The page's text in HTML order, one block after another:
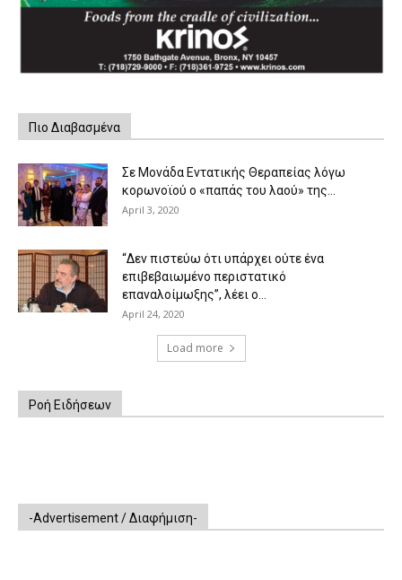
Πιο Διαβασμένα
Σε Μονάδα Εντατικής Θεραπείας λόγω
κορωνοϊού ο «παπάς του λαού» της...
April 3, 2020
“Δεν πιστεύω ότι υπάρχει ούτε ένα
επιβεβαιωμένο περιστατικό
επαναλοίμωξης”, λέει ο...
April 24, 2020
Load more
Ροή Ειδήσεων
-Advertisement / Διαφήμιση-